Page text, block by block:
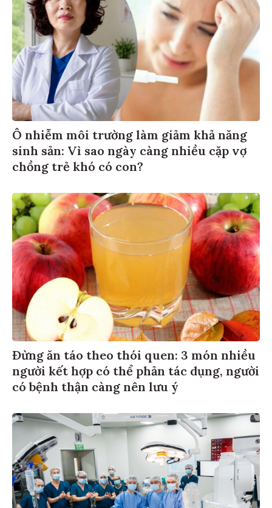
Ô nhiễm môi trường làm giảm khả năng
sinh sản: Vì sao ngày càng nhiều cặp vợ
chồng trẻ khó có con?
Đừng ăn táo theo thói quen: 3 món nhiều
người kết hợp có thể phản tác dụng, người
có bệnh thận càng nên lưu ý